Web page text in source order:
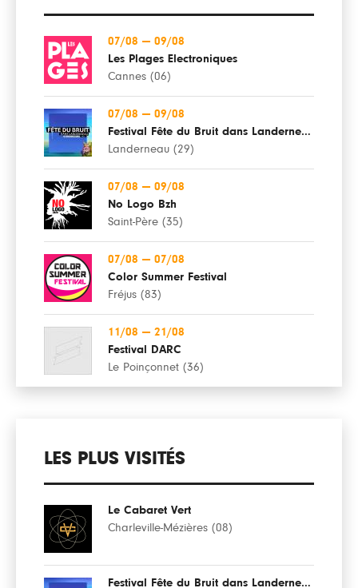
07/08 — 09/08
Les Plages Electroniques
Cannes (06)
07/08 — 09/08
Festival Fête du Bruit dans Landerneau
Landerneau (29)
07/08 — 09/08
No Logo Bzh
Saint-Père (35)
07/08 — 07/08
Color Summer Festival
Fréjus (83)
11/08 — 21/08
Festival DARC
Le Poinçonnet (36)
LES PLUS VISITÉS
Le Cabaret Vert
Charleville-Mézières (08)
Festival Fête du Bruit dans Landerneau